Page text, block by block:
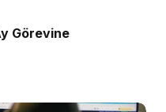
Görevine